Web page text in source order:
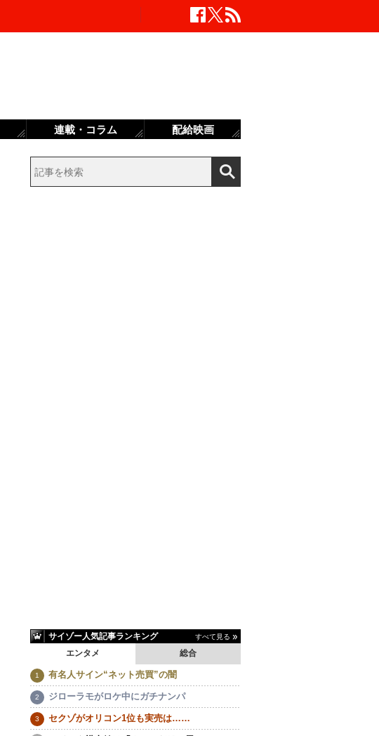
サイゾー人気記事ランキング すべて見る
エンタメ 総合
有名人サイン“ネット売買”の闇
ジローラモがロケ中にガチナンパ
セクゾがオリコン1位も実売は……
連載・コラム 配給映画